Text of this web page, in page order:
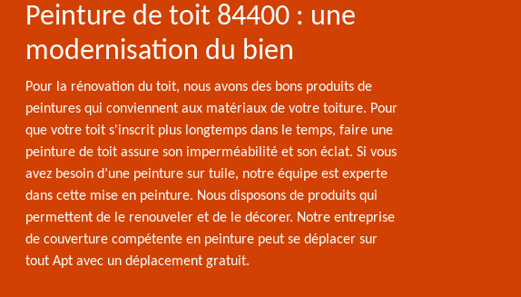
Peinture de toit 84400 : une
modernisation du bien
Pour la rénovation du toit, nous avons des bons produits de
peintures qui conviennent aux matériaux de votre toiture. Pour
que votre toit s'inscrit plus longtemps dans le temps, faire une
peinture de toit assure son imperméabilité et son éclat. Si vous
avez besoin d’une peinture sur tuile, notre équipe est experte
dans cette mise en peinture. Nous disposons de produits qui
permettent de le renouveler et de le décorer. Notre entreprise
de couverture compétente en peinture peut se déplacer sur
tout Apt avec un déplacement gratuit.